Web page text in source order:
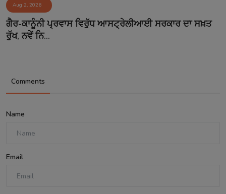
Aug 2, 2026
ਗੈਰ-ਕਾਨੂੰਨੀ ਪ੍ਰਵਾਸ ਵਿਰੁੱਧ ਆਸਟ੍ਰੇਲੀਆਈ ਸਰਕਾਰ ਦਾ ਸਖ਼ਤ
ਰੁੱਖ, ਨਵੇਂ ਨਿ...
Comments
Name
Email